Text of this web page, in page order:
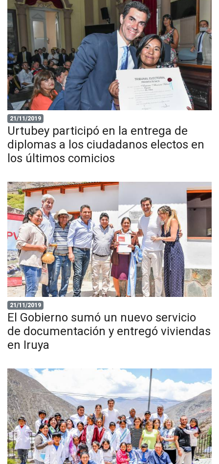
21/11/2019
Urtubey participó en la entrega de
diplomas a los ciudadanos electos en
los últimos comicios
21/11/2019
El Gobierno sumó un nuevo servicio
de documentación y entregó viviendas
en Iruya